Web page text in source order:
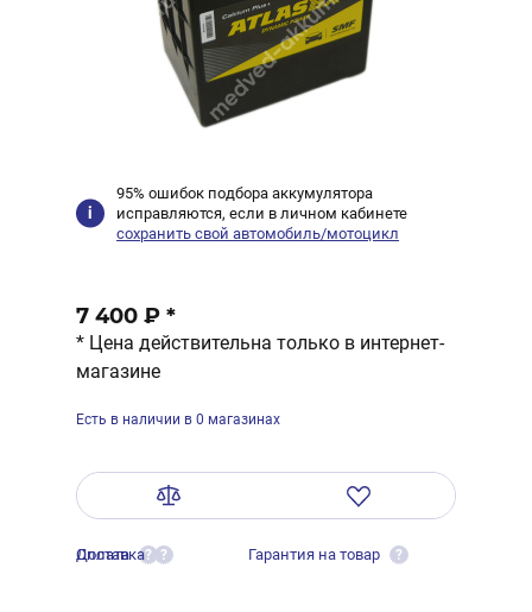
95% ошибок подбора аккумулятора
исправляются, если в личном кабинете
сохранить свой автомобиль/мотоцикл
7 400 ₽ *
* Цена действительна только в интернет-
магазине
Есть в наличии в 0 магазинах
Оплата ?
Доставка ? Гарантия на товар ?